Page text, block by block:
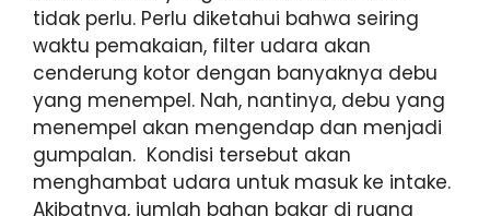
tidak perlu. Perlu diketahui bahwa seiring
waktu pemakaian, filter udara akan
cenderung kotor dengan banyaknya debu
yang menempel. Nah, nantinya, debu yang
menempel akan mengendap dan menjadi
gumpalan. Kondisi tersebut akan
menghambat udara untuk masuk ke intake.
Akibatnya, jumlah bahan bakar di ruang